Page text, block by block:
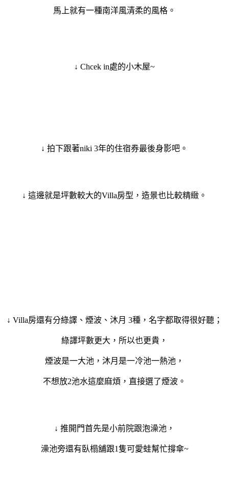
馬上就有一種南洋風清柔的風格。
↓ Chcek in處的小木屋~
↓ 拍下跟著niki 3年的住宿券最後身影吧。
↓ 這邊就是坪數較大的Villa房型，造景也比較精緻。
↓ Villa房還有分綠譯、煙波、沐月 3種，名字都取得很好聽；
綠譯坪數更大，所以也更貴，
煙波是一大池，沐月是一冷池一熱池，
不想放2池水這麼麻煩，直接選了煙波。
↓ 推開門首先是小前院跟泡澡池，
澡池旁還有臥榻舖跟1隻可愛蛙幫忙撐傘~